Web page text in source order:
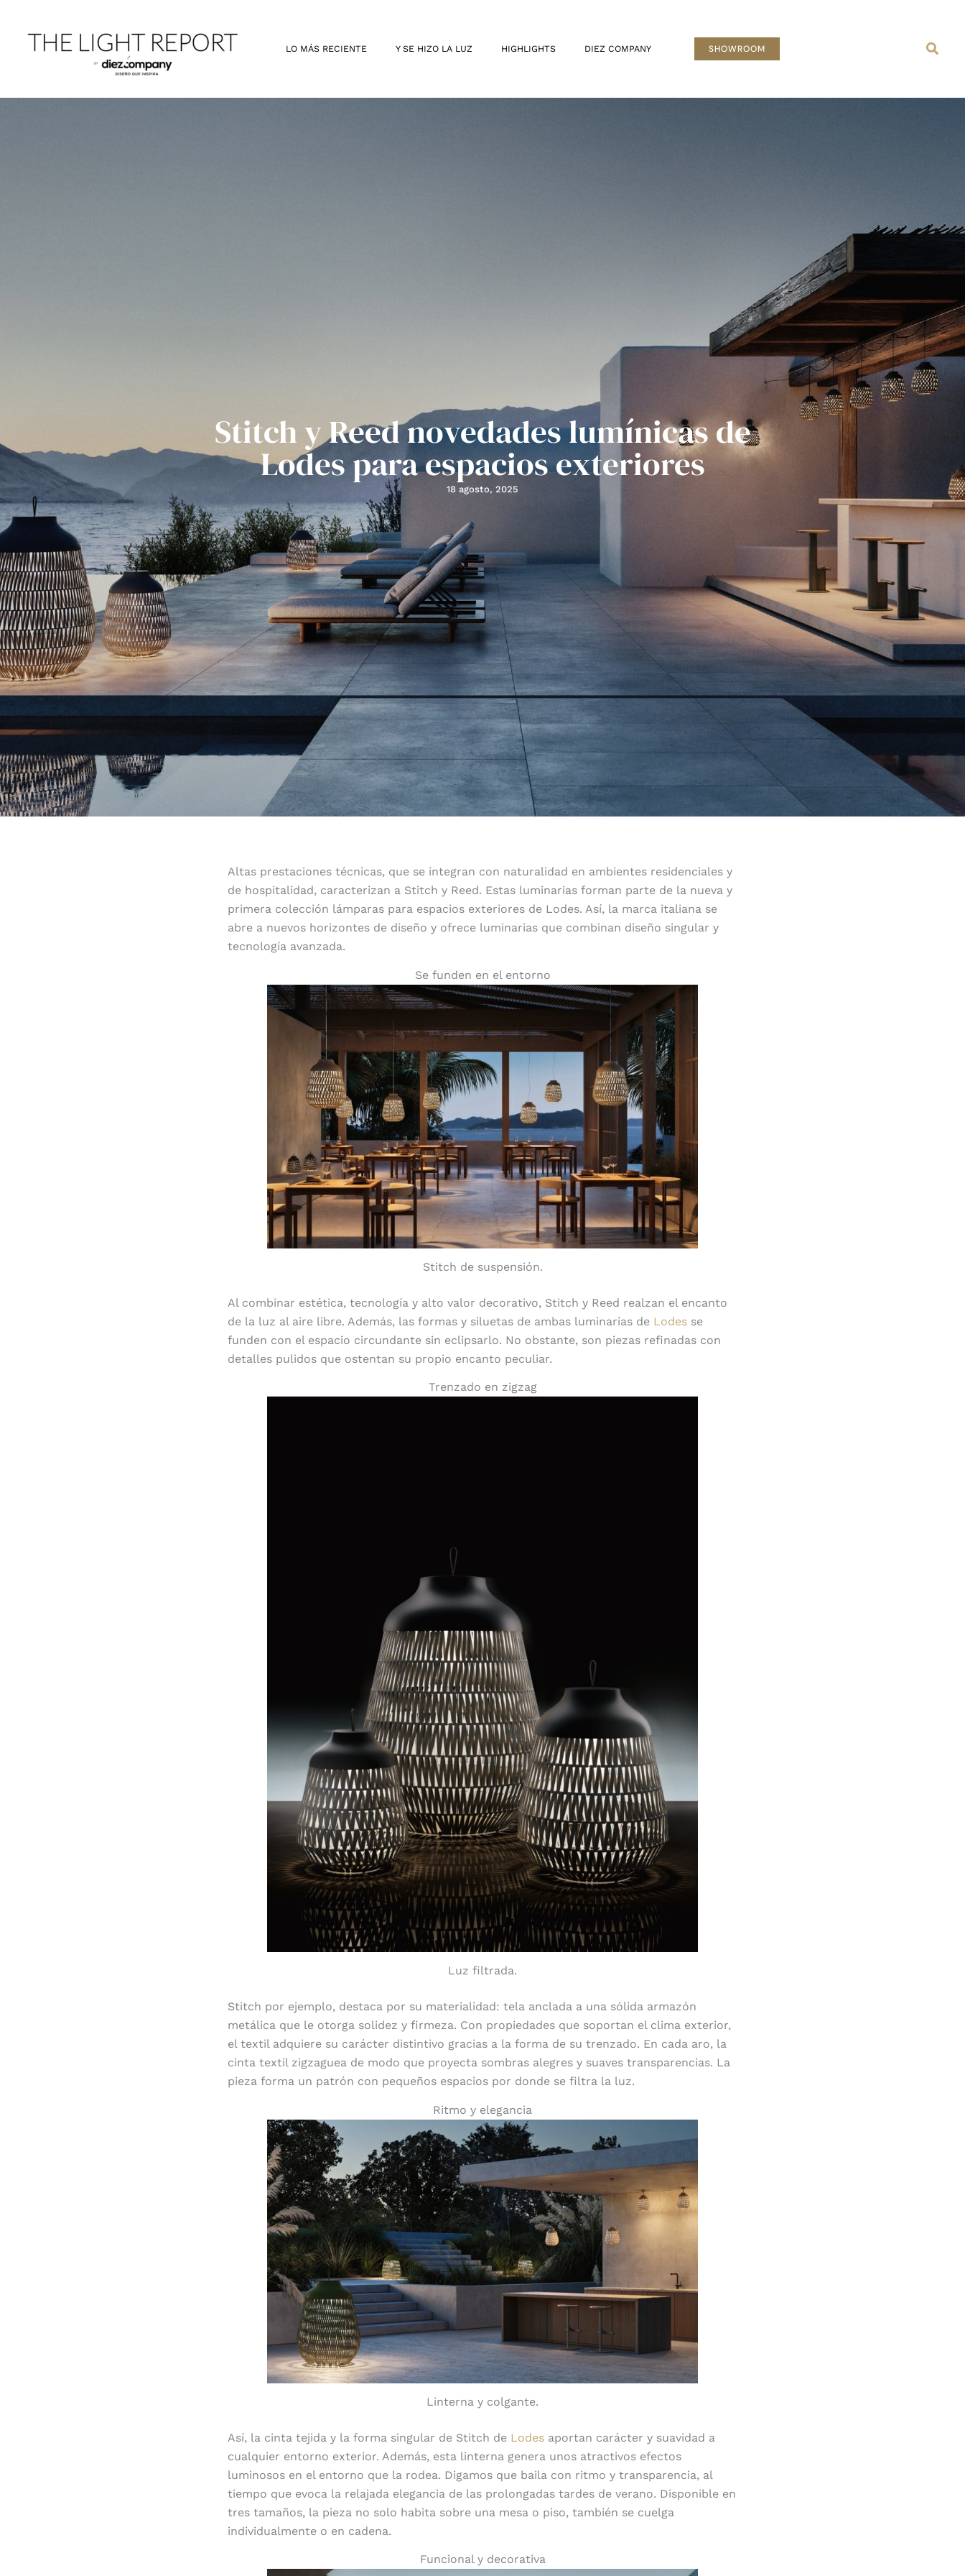
contenido
LO MÁS RECIENTE Y SE HIZO LA LUZ HIGHLIGHTS DIEZ COMPANY SHOWROOM
Stitch y Reed novedades lumínicas de
Lodes para espacios exteriores
18 agosto, 2025
Altas prestaciones técnicas, que se integran con naturalidad en ambientes residenciales y
de hospitalidad, caracterizan a Stitch y Reed. Estas luminarias forman parte de la nueva y
primera colección lámparas para espacios exteriores de Lodes. Así, la marca italiana se
abre a nuevos horizontes de diseño y ofrece luminarias que combinan diseño singular y
tecnología avanzada.
Se funden en el entorno
Stitch de suspensión.
Al combinar estética, tecnología y alto valor decorativo, Stitch y Reed realzan el encanto
de la luz al aire libre. Además, las formas y siluetas de ambas luminarias de Lodes se
funden con el espacio circundante sin eclipsarlo. No obstante, son piezas refinadas con
detalles pulidos que ostentan su propio encanto peculiar.
Trenzado en zigzag
Luz filtrada.
Stitch por ejemplo, destaca por su materialidad: tela anclada a una sólida armazón
metálica que le otorga solidez y firmeza. Con propiedades que soportan el clima exterior,
el textil adquiere su carácter distintivo gracias a la forma de su trenzado. En cada aro, la
cinta textil zigzaguea de modo que proyecta sombras alegres y suaves transparencias. La
pieza forma un patrón con pequeños espacios por donde se filtra la luz.
Ritmo y elegancia
Linterna y colgante.
Así, la cinta tejida y la forma singular de Stitch de Lodes aportan carácter y suavidad a
cualquier entorno exterior. Además, esta linterna genera unos atractivos efectos
luminosos en el entorno que la rodea. Digamos que baila con ritmo y transparencia, al
tiempo que evoca la relajada elegancia de las prolongadas tardes de verano. Disponible en
tres tamaños, la pieza no solo habita sobre una mesa o piso, también se cuelga
individualmente o en cadena.
Funcional y decorativa